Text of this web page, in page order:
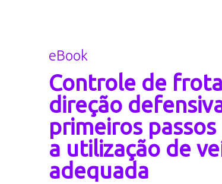
eBook
Controle de
direção
primeiros
a utilização de
adequada